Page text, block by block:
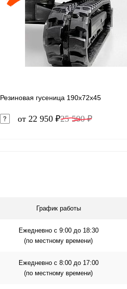
Купить в 1 клик Сравнение
В избранное В наличии
Резиновая гусеница 190x72x45
от 22 950 ₽25 500 ₽
График работы
Ежедневно с 9:00 до 18:30
(по местному времени)
Ежедневно с 8:00 до 17:00
(по местному времени)